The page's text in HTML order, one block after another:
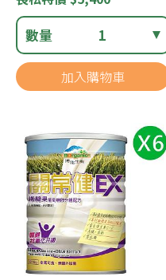
數量 1
加入購物車